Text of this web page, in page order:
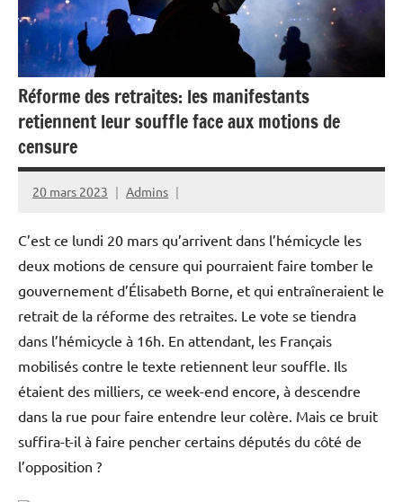
Réforme des retraites: les manifestants
retiennent leur souffle face aux motions de
censure
20 mars 2023 Admins
C’est ce lundi 20 mars qu’arrivent dans l’hémicycle les
deux motions de censure qui pourraient faire tomber le
gouvernement d’Élisabeth Borne, et qui entraîneraient le
retrait de la réforme des retraites. Le vote se tiendra
dans l’hémicycle à 16h. En attendant, les Français
mobilisés contre le texte retiennent leur souffle. Ils
étaient des milliers, ce week-end encore, à descendre
dans la rue pour faire entendre leur colère. Mais ce bruit
suffira-t-il à faire pencher certains députés du côté de
l’opposition ?